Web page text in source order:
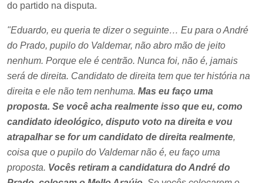
do partido na disputa.
"Eduardo, eu queria te dizer o seguinte… Eu para o André
do Prado, pupilo do Valdemar, não abro mão de jeito
nenhum. Porque ele é centrão. Nunca foi, não é, jamais
será de direita. Candidato de direita tem que ter história na
direita e ele não tem nenhuma. Mas eu faço uma
proposta. Se você acha realmente isso que eu, como
candidato ideológico, disputo voto na direita e vou
atrapalhar se for um candidato de direita realmente,
coisa que o pupilo do Valdemar não é, eu faço uma
proposta. Vocês retiram a candidatura do André do